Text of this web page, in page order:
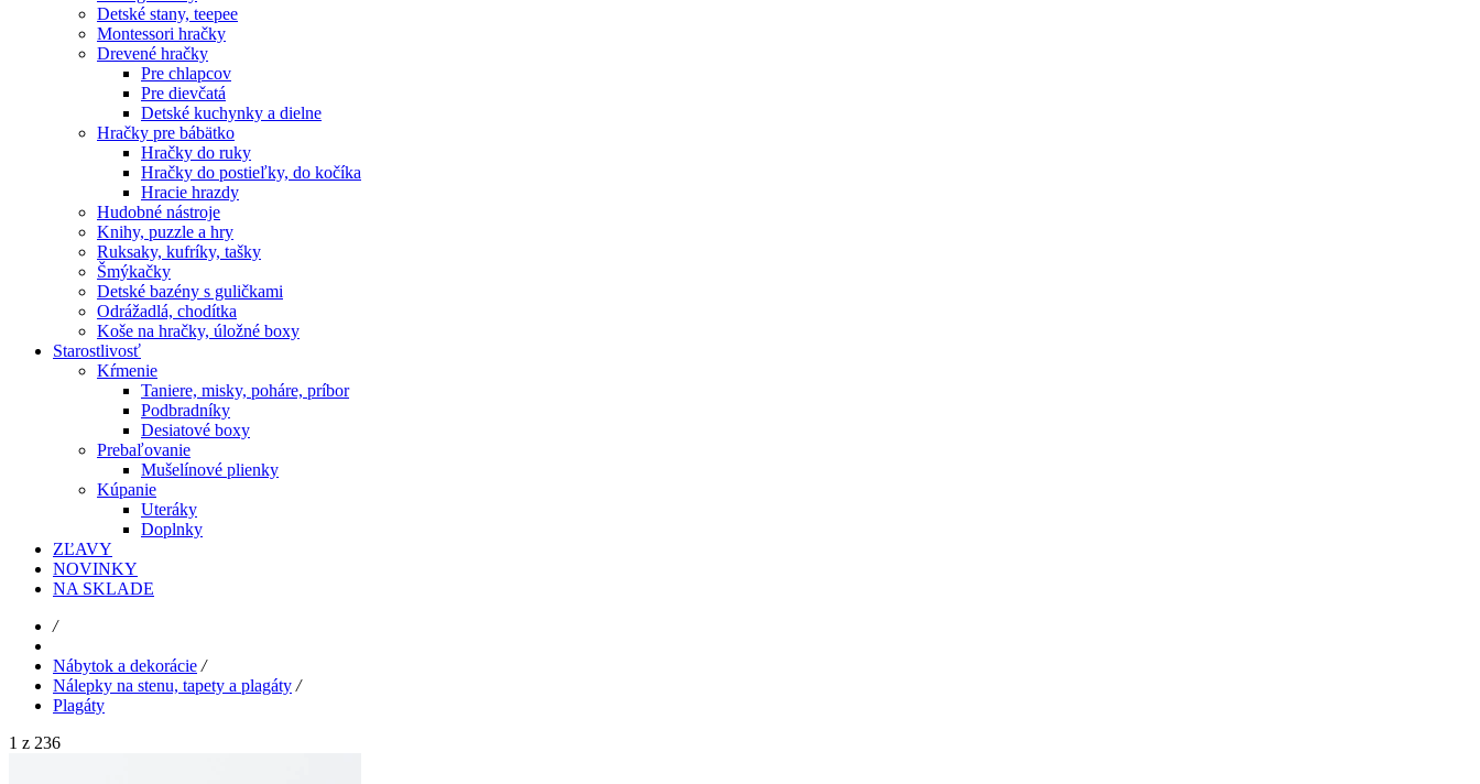
Detské stany, teepee
Montessori hračky
Drevené hračky
Pre chlapcov
Pre dievčatá
Detské kuchynky a dielne
Hračky pre bábätko
Hračky do ruky
Hračky do postieľky, do kočíka
Hracie hrazdy
Hudobné nástroje
Knihy, puzzle a hry
Ruksaky, kufríky, tašky
Šmýkačky
Detské bazény s guličkami
Odrážadlá, chodítka
Koše na hračky, úložné boxy
Starostlivosť
Kŕmenie
Taniere, misky, poháre, príbor
Podbradníky
Desiatové boxy
Prebaľovanie
Mušelínové plienky
Kúpanie
Uteráky
Doplnky
ZĽAVY
NOVINKY
NA SKLADE
/
Nábytok a dekorácie /
Nálepky na stenu, tapety a plagáty /
Plagáty
1 z 236